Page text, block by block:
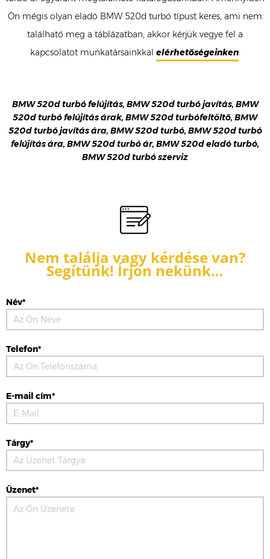
Ön mégis olyan eladó BMW 520d turbó típust keres, ami nem
található meg a táblázatban, akkor kérjük vegye fel a
kapcsolatot munkatársainkkal elérhetőségeinken.
BMW 520d turbó felújítás, BMW 520d turbó javítás, BMW
520d turbó felújítás árak, BMW 520d turbófeltöltő, BMW
520d turbó javítás ára, BMW 520d turbó, BMW 520d turbó
felújítás ára, BMW 520d turbó ár, BMW 520d eladó turbó,
BMW 520d turbó szerviz
Nem találja vagy kérdése van?
Segítünk! Írjon nekünk…
Név*
Telefon*
E-mail cím*
Tárgy*
Üzenet*